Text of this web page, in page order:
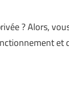
? Alors,
et